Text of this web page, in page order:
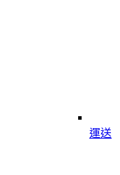
運送